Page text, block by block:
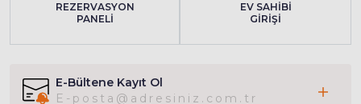
REZERVASYON
PANELİ
EV SAHİBİ
GİRİŞİ
E-Bültene Kayıt Ol